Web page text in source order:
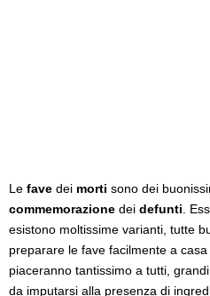
Le fave dei morti sono dei
commemorazione dei defunti .
esistono moltissime varianti, tutte
preparare le fave facilmente a
piaceranno tantissimo a tutti,
da imputarsi alla presenza di